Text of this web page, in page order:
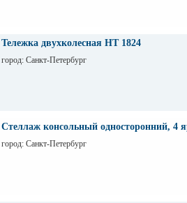
Тележка двухколесная НТ 1824
город: Санкт-Петербург
Стеллаж консольный односторонний, 4
город: Санкт-Петербург